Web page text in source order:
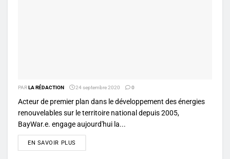
PARLA RÉDACTION 24 septembre 2020 0
Acteur de premier plan dans le développement des énergies
renouvelables sur le territoire national depuis 2005,
BayWar.e. engage aujourd'hui la...
EN SAVOIR PLUS